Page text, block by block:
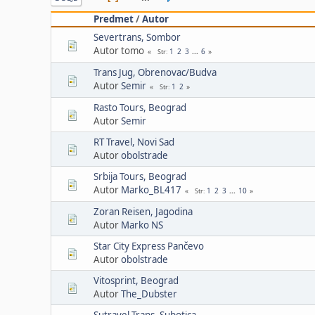
Predmet/Autor
Severtrans, Sombor
Autor tomo
Str 1 2 3 ... 6
Trans Jug, Obrenovac/Budva
AutorSemir Str 1 2
Rasto Tours, Beograd
AutorSemir
RT Travel, Novi Sad
Autorobolstrade
Srbija Tours, Beograd
Autor Marko_BL417 Str 1 2 3 ... 10
Zoran Reisen, Jagodina
Autor Marko NS
Star City Express Pančevo
Autorobolstrade
Vitosprint, Beograd
AutorThe_Dubster